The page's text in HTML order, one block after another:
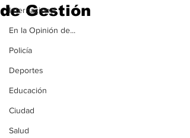
Internacional
En la Opinión de...
Policía
Deportes
Educación
Ciudad
Salud
de Gestión